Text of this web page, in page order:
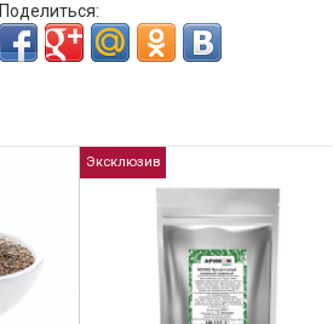
Поделиться:
Эксклюзив